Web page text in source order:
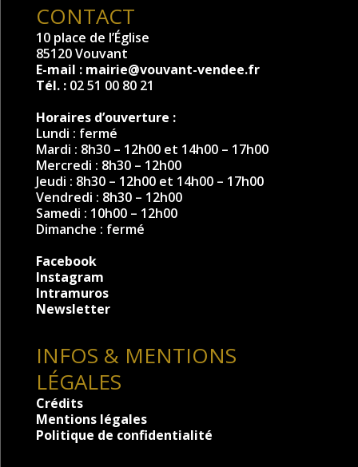
CONTACT
10 place de l’Église
85120 Vouvant
E-mail : mairie@vouvant-vendee.fr
Tél. : 02 51 00 80 21
Horaires d’ouverture :
Lundi : fermé
Mardi : 8h30 – 12h00 et 14h00 – 17h00
Mercredi : 8h30 – 12h00
Jeudi : 8h30 – 12h00 et 14h00 – 17h00
Vendredi : 8h30 – 12h00
Samedi : 10h00 – 12h00
Dimanche : fermé
Facebook
Instagram
Intramuros
Newsletter
INFOS & MENTIONS
LÉGALES
Crédits
Mentions légales
Politique de confidentialité